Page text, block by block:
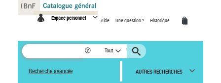
Espace personnel Aide Une question ? Historique
Tout
Recherche avancée AUTRES RECHERCHES
Panneau de gestion des cookies